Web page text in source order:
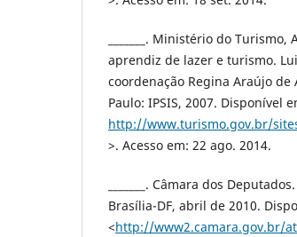
_______. Ministério do
aprendiz de lazer e turismo.
coordenação Regina Araújo
Paulo: IPSIS, 2007. Disponível
http://www.turismo.gov.br/
>. Acesso em: 22 ago. 2014.
_______. Câmara dos
Brasília-DF, abril de 2010.
<http://www2.camara.gov.br/